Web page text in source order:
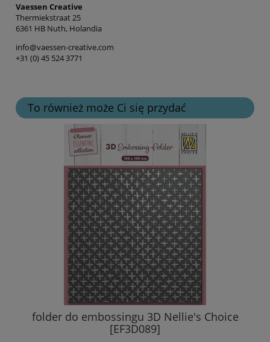
Vaessen Creative
Thermiekstraat 25
6361 HB Nuth, Holandia
info@vaessen-creative.com
+31 (0) 45 524 3771
To również może Ci się przydać
folder do embossingu 3D Nellie's Choice
[EF3D089]